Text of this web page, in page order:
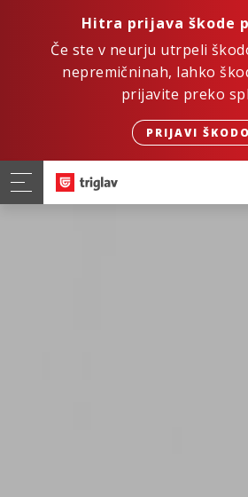
Hitra prijava škode
Če ste v neurju utrpeli
nepremičninah, lahko
prijavite preko
PRIJAVI ŠKODO